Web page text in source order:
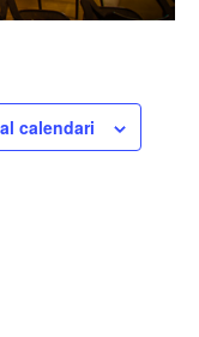
calendari